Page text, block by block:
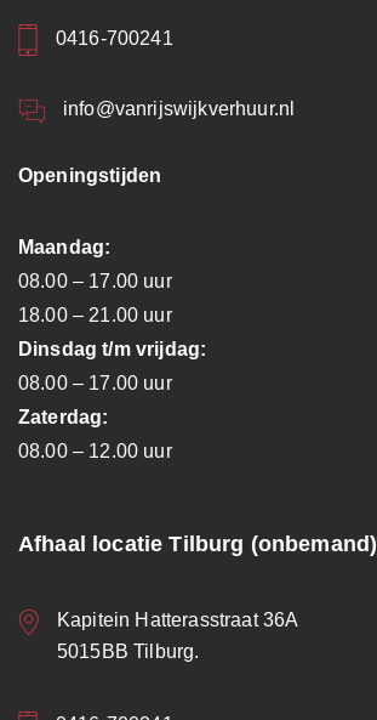
0416-700241
info@vanrijswijkverhuur.nl
Openingstijden
Maandag:
08.00 – 17.00 uur
18.00 – 21.00 uur
Dinsdag t/m vrijdag:
08.00 – 17.00 uur
Zaterdag:
08.00 – 12.00 uur
Afhaal locatie Tilburg (onbemand)
Kapitein Hatterasstraat 36A
5015BB Tilburg.